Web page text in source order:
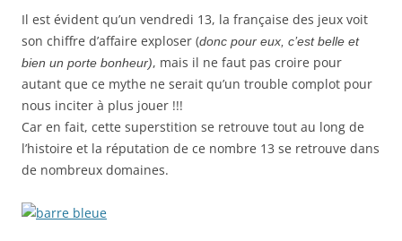
Il est évident qu’un vendredi 13, la française des jeux voit
son chiffre d’affaire exploser (donc pour eux, c’est belle et
bien un porte bonheur), mais il ne faut pas croire pour
autant que ce mythe ne serait qu’un trouble complot pour
nous inciter à plus jouer !!!
Car en fait, cette superstition se retrouve tout au long de
l’histoire et la réputation de ce nombre 13 se retrouve dans
de nombreux domaines.